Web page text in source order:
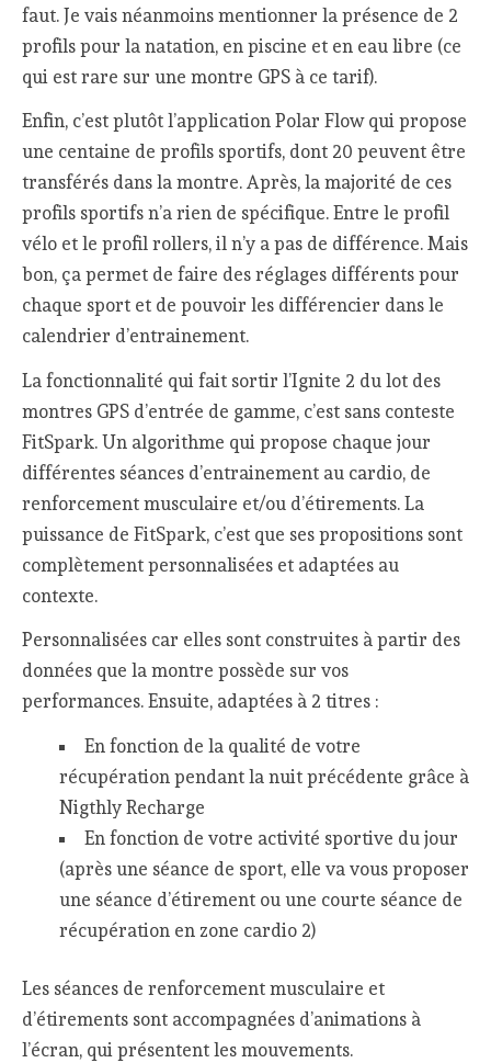
faut. Je vais néanmoins mentionner la présence de 2
profils pour la natation, en piscine et en eau libre (ce
qui est rare sur une montre GPS à ce tarif).
Enfin, c’est plutôt l’application Polar Flow qui propose
une centaine de profils sportifs, dont 20 peuvent être
transférés dans la montre. Après, la majorité de ces
profils sportifs n’a rien de spécifique. Entre le profil
vélo et le profil rollers, il n’y a pas de différence. Mais
bon, ça permet de faire des réglages différents pour
chaque sport et de pouvoir les différencier dans le
calendrier d’entrainement.
La fonctionnalité qui fait sortir l’Ignite 2 du lot des
montres GPS d’entrée de gamme, c’est sans conteste
FitSpark. Un algorithme qui propose chaque jour
différentes séances d’entrainement au cardio, de
renforcement musculaire et/ou d’étirements. La
puissance de FitSpark, c’est que ses propositions sont
complètement personnalisées et adaptées au
contexte.
Personnalisées car elles sont construites à partir des
données que la montre possède sur vos
performances. Ensuite, adaptées à 2 titres :
En fonction de la qualité de votre
récupération pendant la nuit précédente grâce à
Nigthly Recharge
En fonction de votre activité sportive du jour
(après une séance de sport, elle va vous proposer
une séance d’étirement ou une courte séance de
récupération en zone cardio 2)
Les séances de renforcement musculaire et
d’étirements sont accompagnées d’animations à
l’écran, qui présentent les mouvements.